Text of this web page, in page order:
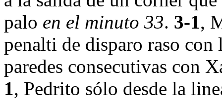
palo en el minuto 33. 3-1,
penalti de disparo raso
paredes consecutivas con
1, Pedrito sólo desde la